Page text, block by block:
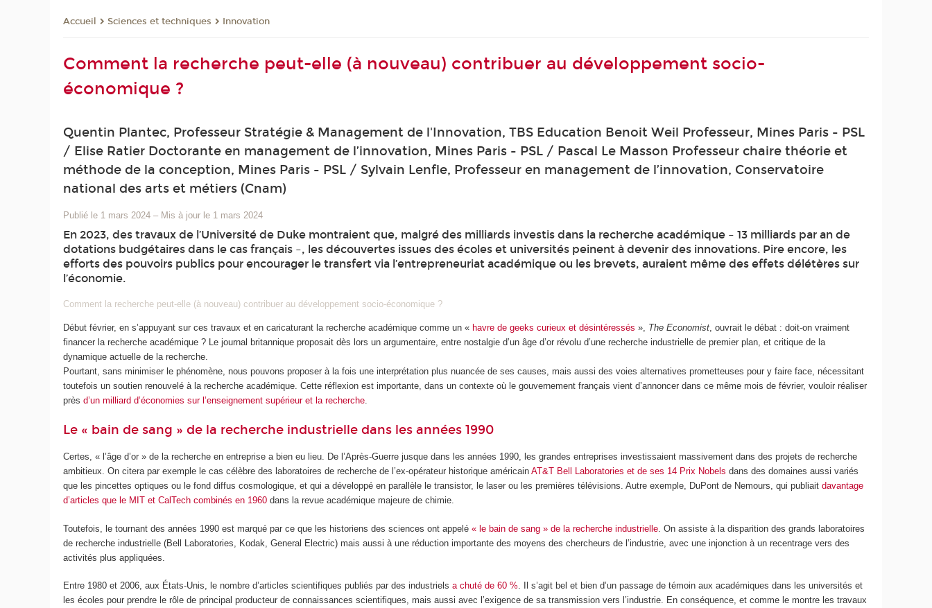
Accueil Sciences et techniques Innovation
Comment la recherche peut-elle (à nouveau) contribuer au développement socio-
économique ?
Quentin Plantec, Professeur Stratégie & Management de l'Innovation, TBS Education Benoit Weil Professeur, Mines Paris - PSL
/ Elise Ratier Doctorante en management de l’innovation, Mines Paris - PSL / Pascal Le Masson Professeur chaire théorie et
méthode de la conception, Mines Paris - PSL / Sylvain Lenfle, Professeur en management de l’innovation, Conservatoire
national des arts et métiers (Cnam)
Publié le 1 mars 2024 – Mis à jour le 1 mars 2024
En 2023, des travaux de l’Université de Duke montraient que, malgré des milliards investis dans la recherche académique – 13 milliards par an de
dotations budgétaires dans le cas français –, les découvertes issues des écoles et universités peinent à devenir des innovations. Pire encore, les
efforts des pouvoirs publics pour encourager le transfert via l’entrepreneuriat académique ou les brevets, auraient même des effets délétères sur
l’économie.
Comment la recherche peut-elle (à nouveau) contribuer au développement socio-économique ?
Début février, en s’appuyant sur ces travaux et en caricaturant la recherche académique comme un «havre de geeks curieux et désintéressés », The Economist , ouvrait le débat : doit-on vraiment
financer la recherche académique ? Le journal britannique proposait dès lors un argumentaire, entre nostalgie d’un âge d’or révolu d’une recherche industrielle de premier plan, et critique de la
dynamique actuelle de la recherche.
Pourtant, sans minimiser le phénomène, nous pouvons proposer à la fois une interprétation plus nuancée de ses causes, mais aussi des voies alternatives prometteuses pour y faire face, nécessitant
toutefois un soutien renouvelé à la recherche académique. Cette réflexion est importante, dans un contexte où le gouvernement français vient d’annoncer dans ce même mois de février, vouloir réaliser
prèsd’un milliard d’économies sur l’enseignement supérieur et la recherche
Le « bain de sang » de la recherche industrielle dans les années 1990
Certes, « l’âge d’or » de la recherche en entreprise a bien eu lieu. De l’Après-Guerre jusque dans les années 1990, les grandes entreprises investissaient massivement dans des projets de recherche
ambitieux. On citera par exemple le cas célèbre des laboratoires de recherche de l’ex-opérateur historique américainAT&T Bell Laboratories et de ses 14 Prix Nobels dans des domaines aussi variés
que les pincettes optiques ou le fond diffus cosmologique, et qui a développé en parallèle le transistor, le laser ou les premières télévisions. Autre exemple, DuPont de Nemours, qui publiaitdavantage
d’articles que le MIT et CalTech combinés en 1960 dans la revue académique majeure de chimie.
Toutefois, le tournant des années 1990 est marqué par ce que les historiens des sciences ont appelé« le bain de sang » de la recherche industrielle . On assiste à la disparition des grands laboratoires
de recherche industrielle (Bell Laboratories, Kodak, General Electric) mais aussi à une réduction importante des moyens des chercheurs de l’industrie, avec une injonction à un recentrage vers des
activités plus appliquées.
Entre 1980 et 2006, aux États-Unis, le nombre d’articles scientifiques publiés par des industrielsa chuté de 60 %. Il s’agit bel et bien d’un passage de témoin aux académiques dans les universités et
les écoles pour prendre le rôle de principal producteur de connaissances scientifiques, mais aussi avec l’exigence de sa transmission vers l’industrie. En conséquence, et comme le montre les travaux